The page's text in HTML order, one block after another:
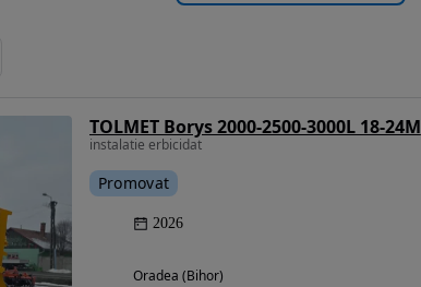
TOLMET Borys 2000-2500-3000L 18-24M
instalatie erbicidat
Promovat
2026
Oradea (Bihor)